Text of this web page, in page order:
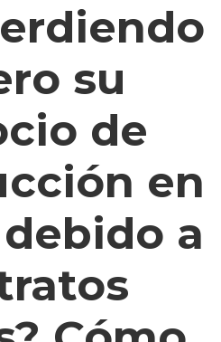
su
de
en
a